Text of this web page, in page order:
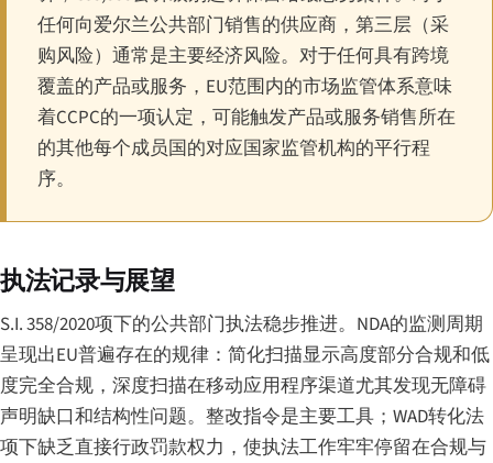
任何向爱尔兰公共部门销售的供应商，第三层（采
购风险）通常是主要经济风险。对于任何具有跨境
覆盖的产品或服务，EU范围内的市场监管体系意味
着CCPC的一项认定，可能触发产品或服务销售所在
的其他每个成员国的对应国家监管机构的平行程
序。
执法记录与展望
S.I. 358/2020项下的公共部门执法稳步推进。NDA的监测周期
呈现出EU普遍存在的规律：简化扫描显示高度部分合规和低
度完全合规，深度扫描在移动应用程序渠道尤其发现无障碍
声明缺口和结构性问题。整改指令是主要工具；WAD转化法
项下缺乏直接行政罚款权力，使执法工作牢牢停留在合规与